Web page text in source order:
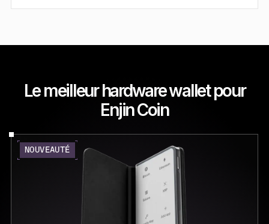
Le meilleur hardware wallet pour
Enjin Coin
NOUVEAUTÉ